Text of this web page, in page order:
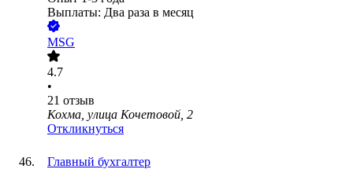
Выплаты: Два раза в месяц
MSG
4.7
•
21 отзыв
Кохма, улица Кочетовой, 2
Откликнуться
Главный бухгалтер